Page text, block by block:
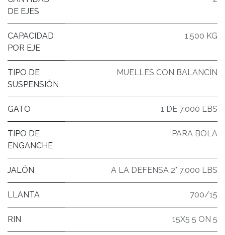
DE EJES
CAPACIDAD
POR EJE
1,500 KG
TIPO DE
SUSPENSIÓN
MUELLES CON BALANCÍN
GATO 1 DE 7,000 LBS
TIPO DE
ENGANCHE
PARA BOLA
JALÓN A LA DEFENSA 2" 7,000 LBS
LLANTA 700/15
RIN 15X5 5 ON 5